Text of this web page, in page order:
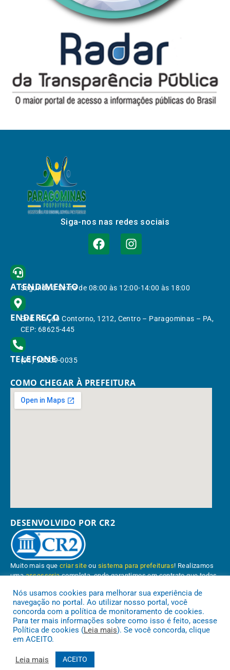
Siga-nos nas redes sociais
ATENDIMENTO
Segunda à Sexta de 08:00 às 12:00-14:00 às 18:00
ENDEREÇO
End.: Av. do Contorno, 1212, Centro – Paragominas – PA,
CEP: 68625-445
TELEFONE
(91) 98309-0035
COMO CHEGAR À PREFEITURA
DESENVOLVIDO POR CR2
Muito mais quecriar site ou sistema para prefeituras! Realizamos
umaassessoriacompleta, onde garantimos em contrato que todas
Conheça oPNTP e oRadar da Transparência Pública
Nós usamos cookies para melhorar sua experiência de
navegação no portal. Ao utilizar nosso portal, você
concorda com a política de monitoramento de cookies.
Para ter mais informações sobre como isso é feito, acesse
Política de cookies (Leia mais). Se você concorda, clique
em ACEITO.
Leia mais ACEITO